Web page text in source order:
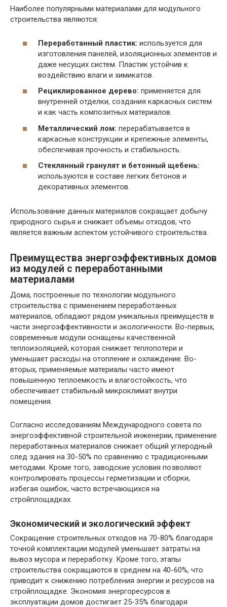
Наиболее популярными материалами для модульного
строительства являются:
Переработанный пластик: используется для
изготовления панелей, изоляционных элементов и
даже несущих систем. Пластик устойчив к
воздействию влаги и химикатов.
Рециклированное дерево: применяется для
внутренней отделки, создания каркасных систем
и как часть композитных материалов.
Металлический лом: перерабатывается в
каркасные конструкции и крепежные элементы,
обеспечивая прочность и стабильность.
Стеклянный гранулят и бетонный щебень:
используются в составе легких бетонов и
декоративных элементов.
Использование данных материалов сокращает добычу
природного сырья и снижает объемы отходов, что
является важным аспектом устойчивого строительства.
Преимущества энергоэффективных домов
из модулей с переработанными
материалами
Дома, построенные по технологии модульного
строительства с применением переработанных
материалов, обладают рядом уникальных преимуществ в
части энергоэффективности и экологичности. Во-первых,
современные модули оснащены качественной
теплоизоляцией, которая снижает теплопотери и
уменьшает расходы на отопление и охлаждение. Во-
вторых, применяемые материалы часто имеют
повышенную теплоемкость и влагостойкость, что
обеспечивает стабильный микроклимат внутри
помещения.
Согласно исследованиям Международного совета по
энергоэффективной строительной инженерии, применение
переработанных материалов снижает общий углеродный
след здания на 30-50% по сравнению с традиционными
методами. Кроме того, заводские условия позволяют
контролировать процессы герметизации и сборки,
избегая ошибок, часто встречающихся на
стройплощадках.
Экономический и экологический эффект
Сокращение строительных отходов на 70-80% благодаря
точной комплектации модулей уменьшает затраты на
вывоз мусора и переработку. Кроме того, этапы
строительства сокращаются в среднем на 40-60%, что
приводит к снижению потребления энергии и ресурсов на
стройплощадке. Экономия энергоресурсов в
эксплуатации домов достигает 25-35% благодаря